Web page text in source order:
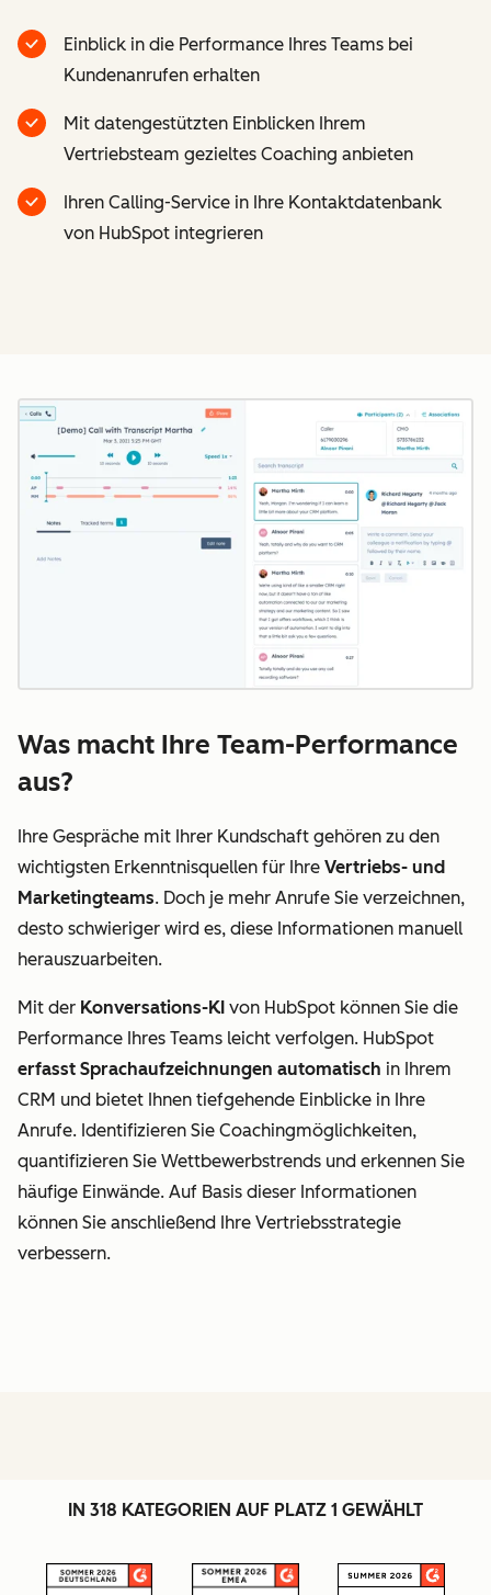
Einblick in die Performance Ihres Teams bei
Kundenanrufen erhalten
Mit datengestützten Einblicken Ihrem
Vertriebsteam gezieltes Coaching anbieten
Ihren Calling-Service in Ihre Kontaktdatenbank
von HubSpot integrieren
Was macht Ihre Team-Performance
aus?
Ihre Gespräche mit Ihrer Kundschaft gehören zu den
wichtigsten Erkenntnisquellen für Ihre Vertriebs- und
Marketingteams. Doch je mehr Anrufe Sie verzeichnen,
desto schwieriger wird es, diese Informationen manuell
herauszuarbeiten.
Mit der Konversations-KI von HubSpot können Sie die
Performance Ihres Teams leicht verfolgen. HubSpot
erfasst Sprachaufzeichnungen automatisch in Ihrem
CRM und bietet Ihnen tiefgehende Einblicke in Ihre
Anrufe. Identifizieren Sie Coachingmöglichkeiten,
quantifizieren Sie Wettbewerbstrends und erkennen Sie
häufige Einwände. Auf Basis dieser Informationen
können Sie anschließend Ihre Vertriebsstrategie
verbessern.
IN 318 KATEGORIEN AUF PLATZ 1 GEWÄHLT